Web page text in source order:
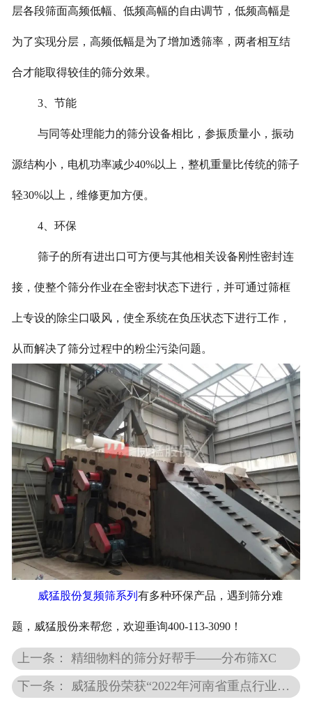
层各段筛面高频低幅、低频高幅的自由调节，低频高幅是
为了实现分层，高频低幅是为了增加透筛率，两者相互结
合才能取得较佳的筛分效果。
3、节能
与同等处理能力的筛分设备相比，参振质量小，振动
源结构小，电机功率减少40%以上，整机重量比传统的筛子
轻30%以上，维修更加方便。
4、环保
筛子的所有进出口可方便与其他相关设备刚性密封连
接，使整个筛分作业在全密封状态下进行，并可通过筛框
上专设的除尘口吸风，使全系统在负压状态下进行工作，
从而解决了筛分过程中的粉尘污染问题。
威猛股份复频筛系列 有多种环保产品，遇到筛分难
题，威猛股份来帮您，欢迎垂询400-113-3090！
上一条： 精细物料的筛分好帮手——分布筛XC
下一条： 威猛股份荣获“2022年河南省重点行业节能减排绿色发展先进班组”荣誉称号